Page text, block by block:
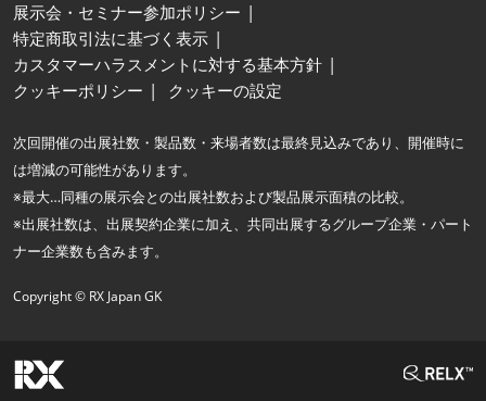
展示会・セミナー参加ポリシー
特定商取引法に基づく表示
カスタマーハラスメントに対する基本方針
クッキーポリシー
クッキーの設定
次回開催の出展社数・製品数・来場者数は最終見込みであり、開催時に
は増減の可能性があります。
※最大…同種の展示会との出展社数および製品展示面積の比較。
※出展社数は、出展契約企業に加え、共同出展するグループ企業・パート
ナー企業数も含みます。
Copyright © RX Japan GK